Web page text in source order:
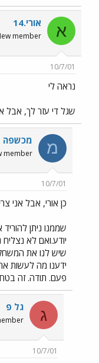
א אורי.14
member
10/7/01
נראה לי
שגל די עזר לך, אבל
מ מכשפה
member
10/7/01
כן אורי, אבל אני
שממנו ניתן
יודע.ואם לא
שיש לנו את המשחק.
ידענו מה לעשות
פעם. תודה. זה בטח
ג גל פ
10/7/01